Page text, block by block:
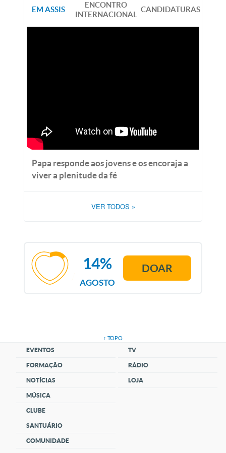
EM ASSIS
ENCONTRO
INTERNACIONAL
CANDIDATURAS
Papa responde aos jovens e os encoraja a
viver a plenitude da fé
VER TODOS »
AGOSTO
14% DOAR
↑ TOPO
EVENTOS
FORMAÇÃO
NOTÍCIAS
MÚSICA
CLUBE
SANTUÁRIO
COMUNIDADE
TV
RÁDIO
LOJA